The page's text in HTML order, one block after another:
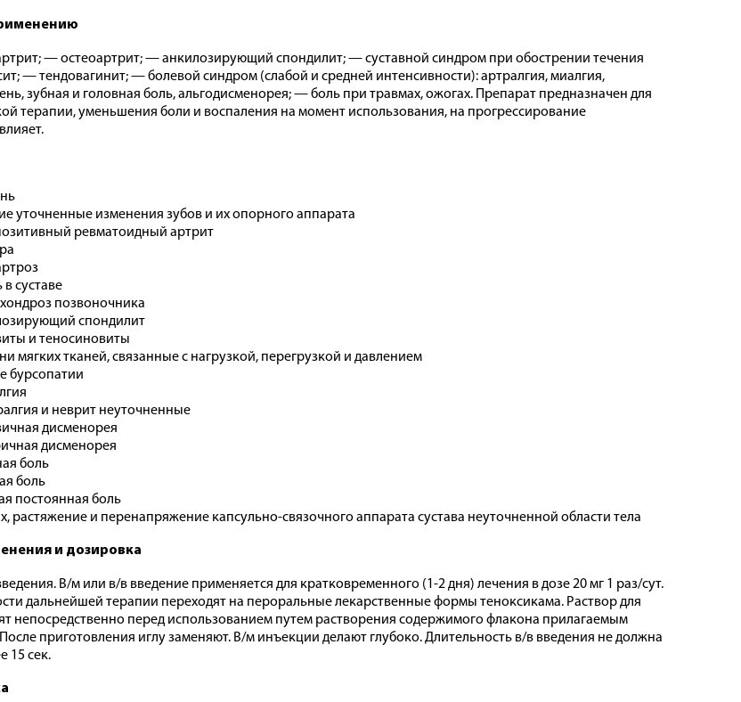
— остеоартрит; — анкилозирующий спондилит; — суставной синдром при обострении течения
— тендовагинит; — болевой синдром (слабой и средней интенсивности): артралгия, миалгия,
зубная и головная боль, альгодисменорея; — боль при травмах, ожогах. Препарат предназначен для
терапии, уменьшения боли и воспаления на момент использования, на прогрессирование
уточненные изменения зубов и их опорного аппарата
ревматоидный артрит
в суставе
позвоночника
спондилит
и теносиновиты
мягких тканей, связанные с нагрузкой, перегрузкой и давлением
бурсопатии
и неврит неуточненные
дисменорея
дисменорея
боль
боль
постоянная боль
растяжение и перенапряжение капсульно-связочного аппарата сустава неуточненной области тела
и дозировка
В/м или в/в введение применяется для кратковременного (1-2 дня) лечения в дозе 20 мг 1 раз/сут.
дальнейшей терапии переходят на пероральные лекарственные формы теноксикама. Раствор для
непосредственно перед использованием путем растворения содержимого флакона прилагаемым
приготовления иглу заменяют. В/м инъекции делают глубоко. Длительность в/в введения не должна
15 сек.